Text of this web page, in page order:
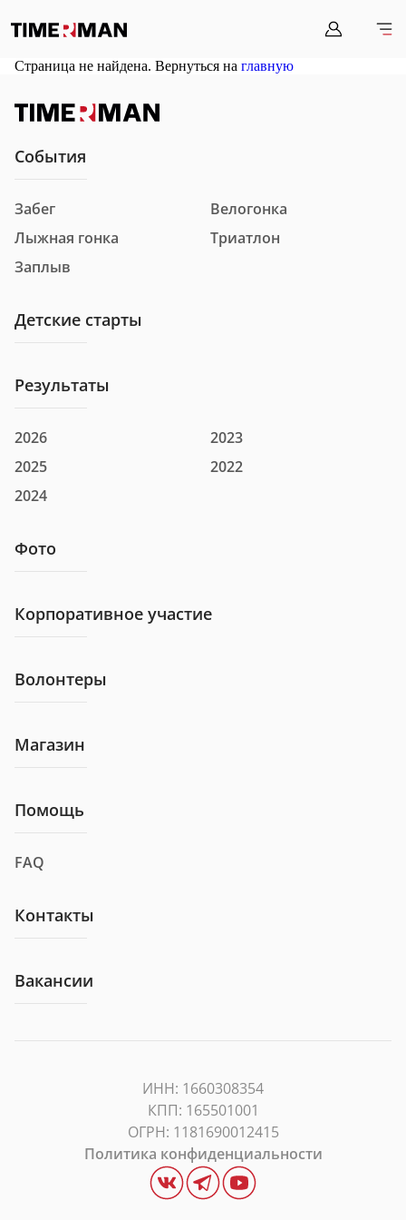
Страница не найдена. Вернуться на главную
События
Забег
Лыжная гонка
Заплыв
Велогонка
Триатлон
Детские старты
Результаты
2026
2025
2024
2023
2022
Фото
Корпоративное участие
Волонтеры
Магазин
Помощь
FAQ
Контакты
Вакансии
ИНН: 1660308354
КПП: 165501001
ОГРН: 1181690012415
Политикa конфиденциальности